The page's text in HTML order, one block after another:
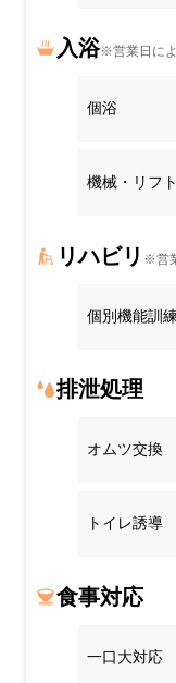
入浴※営業日に
個浴
機械・リフ
リハビリ ※営
個別機能訓練
排泄処理
オムツ交換
トイレ誘導
食事対応
一口大対応